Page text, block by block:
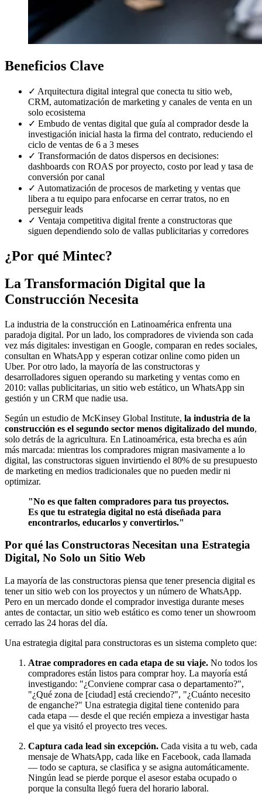
Beneficios Clave
✓ Arquitectura digital integral que conecta tu sitio web,
CRM, automatización de marketing y canales de venta en un
solo ecosistema
✓ Embudo de ventas digital que guía al comprador desde la
investigación inicial hasta la firma del contrato, reduciendo el
ciclo de ventas de 6 a 3 meses
✓ Transformación de datos dispersos en decisiones:
dashboards con ROAS por proyecto, costo por lead y tasa de
conversión por canal
✓ Automatización de procesos de marketing y ventas que
libera a tu equipo para enfocarse en cerrar tratos, no en
perseguir leads
✓ Ventaja competitiva digital frente a constructoras que
siguen dependiendo solo de vallas publicitarias y corredores
¿Por qué Mintec?
La Transformación Digital que la
Construcción Necesita
La industria de la construcción en Latinoamérica enfrenta una
paradoja digital. Por un lado, los compradores de vivienda son cada
vez más digitales: investigan en Google, comparan en redes sociales,
consultan en WhatsApp y esperan cotizar online como piden un
Uber. Por otro lado, la mayoría de las constructoras y
desarrolladores siguen operando su marketing y ventas como en
2010: vallas publicitarias, un sitio web estático, un WhatsApp sin
gestión y un CRM que nadie usa.
Según un estudio de McKinsey Global Institute, la industria de la
construcción es el segundo sector menos digitalizado del mundo,
solo detrás de la agricultura. En Latinoamérica, esta brecha es aún
más marcada: mientras los compradores migran masivamente a lo
digital, las constructoras siguen invirtiendo el 80% de su presupuesto
de marketing en medios tradicionales que no pueden medir ni
optimizar.
"No es que falten compradores para tus proyectos.
Es que tu estrategia digital no está diseñada para
encontrarlos, educarlos y convertirlos."
Por qué las Constructoras Necesitan una Estrategia
Digital, No Solo un Sitio Web
La mayoría de las constructoras piensa que tener presencia digital es
tener un sitio web con los proyectos y un número de WhatsApp.
Pero en un mercado donde el comprador investiga durante meses
antes de contactar, un sitio web estático es como tener un showroom
cerrado las 24 horas del día.
Una estrategia digital para constructoras es un sistema completo que:
Atrae compradores en cada etapa de su viaje. No todos los
compradores están listos para comprar hoy. La mayoría está
investigando: "¿Conviene comprar casa o departamento?",
"¿Qué zona de [ciudad] está creciendo?", "¿Cuánto necesito
de enganche?" Una estrategia digital tiene contenido para
cada etapa — desde el que recién empieza a investigar hasta
el que ya visitó el proyecto tres veces.
Captura cada lead sin excepción. Cada visita a tu web, cada
mensaje de WhatsApp, cada like en Facebook, cada llamada
— todo se captura, se clasifica y se asigna automáticamente.
Ningún lead se pierde porque el asesor estaba ocupado o
porque la consulta llegó fuera del horario laboral.